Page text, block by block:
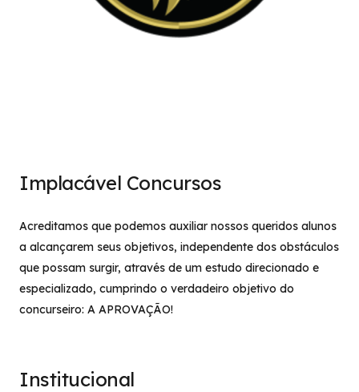
Implacável Concursos
Acreditamos que podemos auxiliar nossos queridos alunos
a alcançarem seus objetivos, independente dos obstáculos
que possam surgir, através de um estudo direcionado e
especializado, cumprindo o verdadeiro objetivo do
concurseiro: A APROVAÇÃO!
Institucional